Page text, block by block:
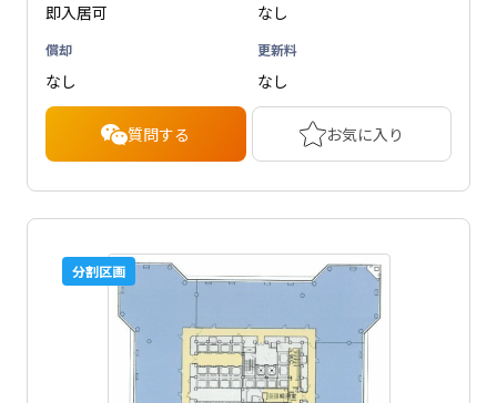
即入居可 なし
償却
なし
更新料
なし
質問する お気に入り
分割区画